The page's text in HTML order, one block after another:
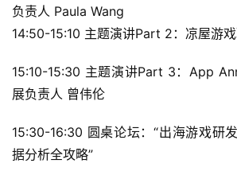
2
2
5
十
三
负责人 Paula Wang
14:50-15:10 主题演讲Part 2： 凉屋游
15:10-15:30 主题演讲Part 3： App
展负责人 曾伟伦
15:30-16:30 圆桌论坛：“出海游戏研
据分析全攻略”